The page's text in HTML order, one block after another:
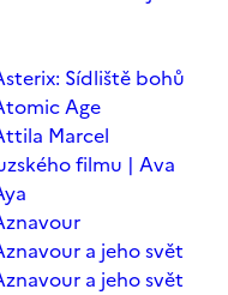
Sídliště bohů
Age
Marcel
filmu | Ava
a jeho svět
a jeho svět